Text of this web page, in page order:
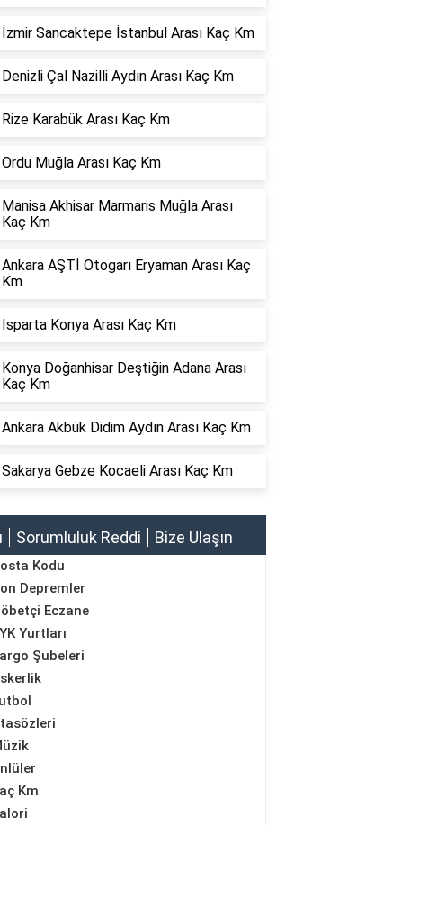
İzmir Sancaktepe İstanbul Arası Kaç Km
Denizli Çal Nazilli Aydın Arası Kaç Km
Rize Karabük Arası Kaç Km
Ordu Muğla Arası Kaç Km
Manisa Akhisar Marmaris Muğla Arası
Kaç Km
Ankara AŞTİ Otogarı Eryaman Arası Kaç
Km
Isparta Konya Arası Kaç Km
Konya Doğanhisar Deştiğin Adana Arası
Kaç Km
Ankara Akbük Didim Aydın Arası Kaç Km
Sakarya Gebze Kocaeli Arası Kaç Km
Sorumluluk Reddi Bize Ulaşın
Kodu
Depremler
Eczane
Yurtları
Şubeleri
Km